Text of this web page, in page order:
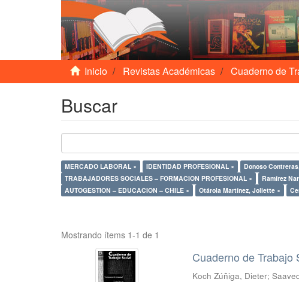
Inicio Revistas Académicas Cuaderno de
Buscar
MERCADO LABORAL × IDENTIDAD PROFESIONAL × Donoso
TRABAJADORES SOCIALES – FORMACION PROFESIONAL ×
Ramírez
AUTOGESTION – EDUCACION – CHILE ×
Otárola Martínez, Joliette ×
Mostrando ítems 1-1 de 1
Cuaderno de Trabajo
Koch Zúñiga, Dieter;